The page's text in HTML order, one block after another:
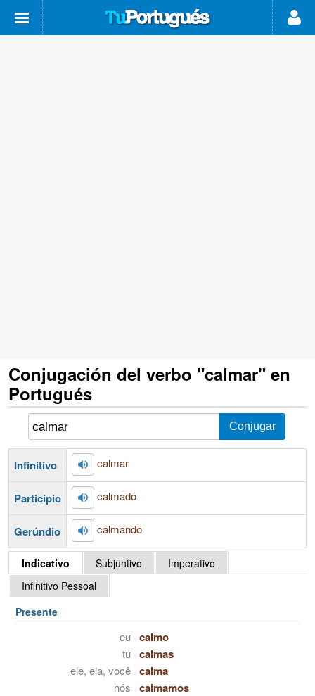
Conjugación del verbo "calmar" en
Portugués
Infinitivo calmar
Participio calmado
Gerúndio calmando
Indicativo Subjuntivo
Imperativo
Infinitivo Pessoal
Presente
eu calmo
tu calmas
ele, ela, você calma
nós calmamos